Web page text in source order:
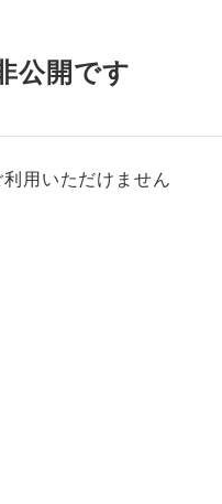
公開です
用いただけません